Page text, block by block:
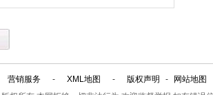
营销服务 - XML地图 - 版权声明 -
网站地图